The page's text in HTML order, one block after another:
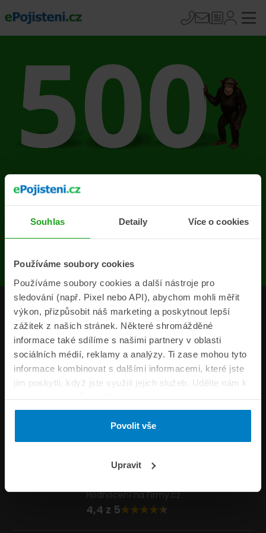
Souhlas Detaily Více o cookies
Používáme soubory cookies
Používáme soubory cookies a další nástroje pro
sledování (např. Pixel nebo API), abychom mohli měřit
výkon, přizpůsobit náš marketing a poskytnout lepší
zážitek z našich stránek. Některé shromážděné
informace také sdílíme s našimi partnery v oblasti
sociálních médií, reklamy a analýzy. Ti zase mohou tyto
informace kombinovat s dalšími informacemi, které jste
jim poskytli, když jste využili jejich služeb. Udělte nám k
tomu prosím svůj souhlas.
Povolit vše
Upravit
Na stránce se vyskytla
chyba
Produkty
Pojišťovny
Informace
ePojisteni.cz
Formuláře
Napište nám
Hodnocení na Firmy.cz
4,4 z 5